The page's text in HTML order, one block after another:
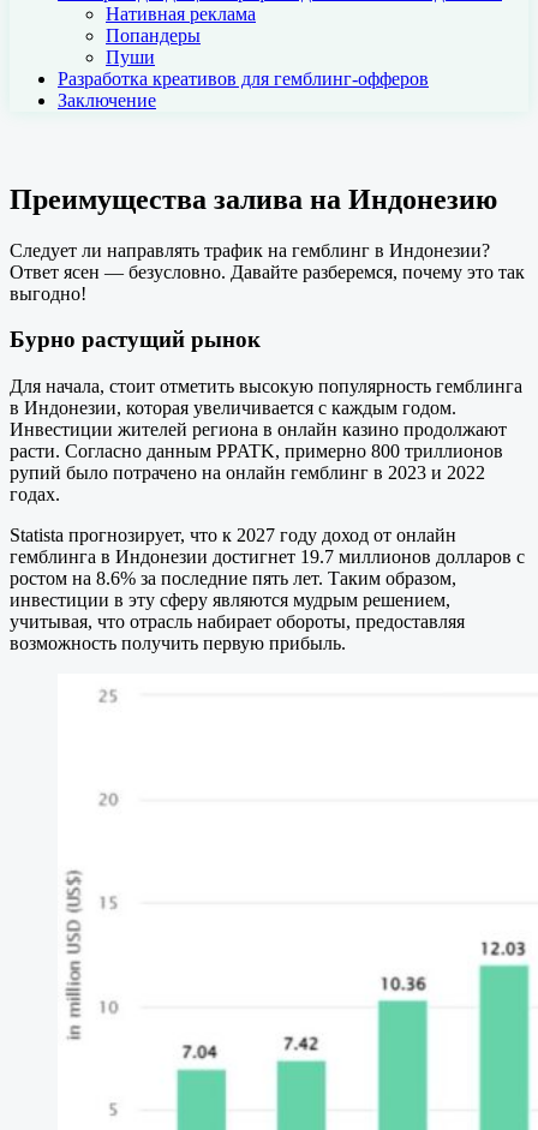
Нативная реклама
Попандеры
Пуши
Разработка креативов для гемблинг-офферов
Заключение
Преимущества залива на Индонезию
Следует ли направлять трафик на гемблинг в Индонезии?
Ответ ясен — безусловно. Давайте разберемся, почему это так
выгодно!
Бурно растущий рынок
Для начала, стоит отметить высокую популярность гемблинга
в Индонезии, которая увеличивается с каждым годом.
Инвестиции жителей региона в онлайн казино продолжают
расти. Согласно данным PPATK, примерно 800 триллионов
рупий было потрачено на онлайн гемблинг в 2023 и 2022
годах.
Statista прогнозирует, что к 2027 году доход от онлайн
гемблинга в Индонезии достигнет 19.7 миллионов долларов с
ростом на 8.6% за последние пять лет. Таким образом,
инвестиции в эту сферу являются мудрым решением,
учитывая, что отрасль набирает обороты, предоставляя
возможность получить первую прибыль.